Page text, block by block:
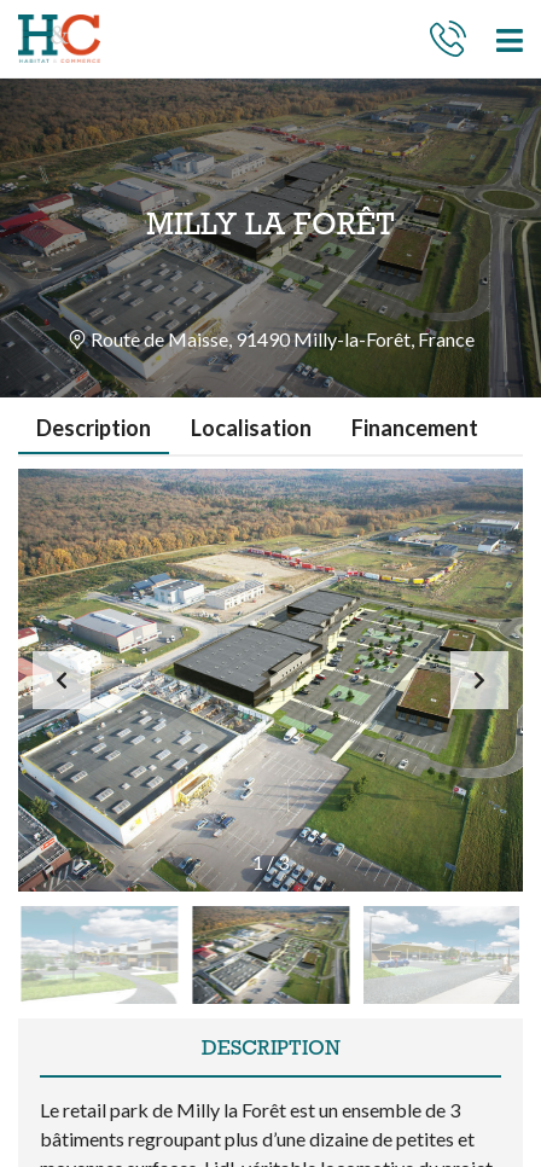
MILLY LA FORÊT
Route de Maisse, 91490 Milly-la-Forêt, France
Description Localisation Financement
1/3
DESCRIPTION
Le retail park de Milly la Forêt est un ensemble de 3
bâtiments regroupant plus d’une dizaine de petites et